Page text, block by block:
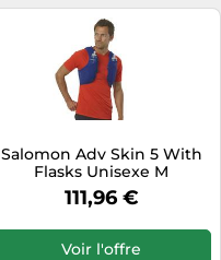
Salomon Adv Skin 5 With
Flasks Unisexe M
111,96 €
Voir l'offre